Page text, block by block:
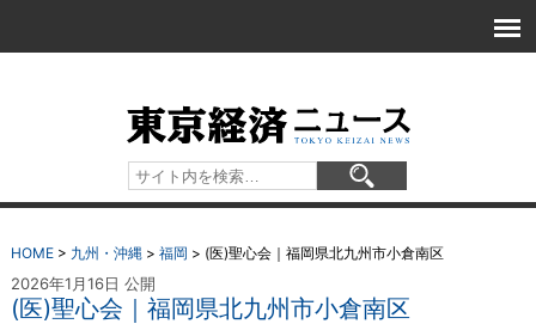
HOME> 九州・沖縄> 福岡 > (医)聖心会｜福岡県北九州市小倉南区
2026年1月16日 公開
(医)聖心会｜福岡県北九州市小倉南区